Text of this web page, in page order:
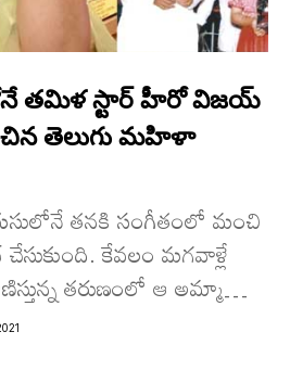
తమిళ స్టార్ హీరో విజయ్
తెలుగు మహిళా
తనకి సంగీతంలో మంచి
కేవలం మగవాళ్లే
తరుణంలో ఆ అమ్మాయి
నిలబడింది...